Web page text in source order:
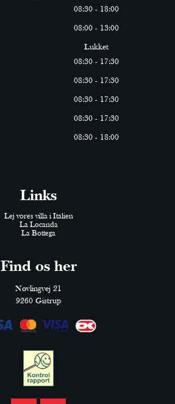
08:30 - 18:00
08:00 - 13:00
Lukket
08:30 - 17:30
08:30 - 17:30
08:30 - 17:30
08:30 - 17:30
08:30 - 18:00
Links
Lej vores villa i Italien
La Locanda
La Bottega
Find os her
Nøvlingvej 21
9260 Gistrup